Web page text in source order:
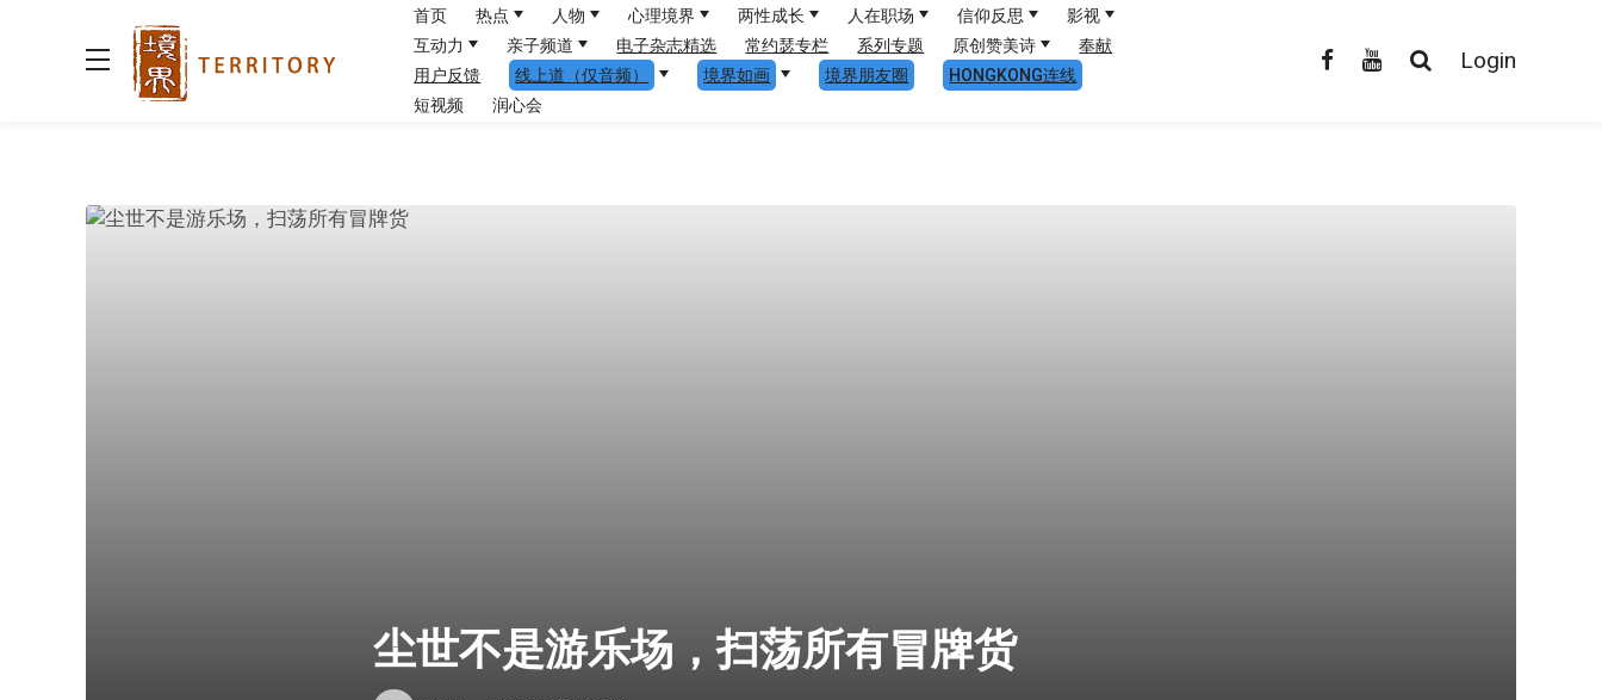
首页 热点 人物 心理境界 两性成长 人在职场 信仰反思
影视
互动力
亲子频道 电子杂志精选 常约瑟专栏 系列专题 原创赞美诗
奉献
用户反馈
线上道（仅音频） 境界如画 境界朋友圈
HONGKONG连线
短视频
润心会
Login
尘世不是游乐场，扫荡所有冒牌货